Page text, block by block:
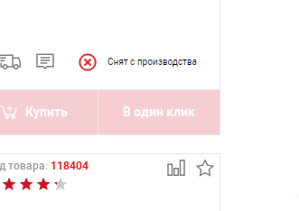
Купить В один клик
товара: 118404